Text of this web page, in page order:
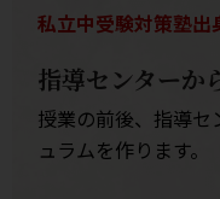
私立中受験対策塾出
指導センターか
授業の前後、指導
ュラムを作ります。